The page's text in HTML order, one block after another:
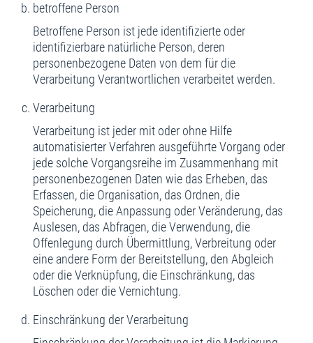
betroffene Person
Betroffene Person ist jede identifizierte oder
identifizierbare natürliche Person, deren
personenbezogene Daten von dem für die
Verarbeitung Verantwortlichen verarbeitet werden.
Verarbeitung
Verarbeitung ist jeder mit oder ohne Hilfe
automatisierter Verfahren ausgeführte Vorgang oder
jede solche Vorgangsreihe im Zusammenhang mit
personenbezogenen Daten wie das Erheben, das
Erfassen, die Organisation, das Ordnen, die
Speicherung, die Anpassung oder Veränderung, das
Auslesen, das Abfragen, die Verwendung, die
Offenlegung durch Übermittlung, Verbreitung oder
eine andere Form der Bereitstellung, den Abgleich
oder die Verknüpfung, die Einschränkung, das
Löschen oder die Vernichtung.
Einschränkung der Verarbeitung